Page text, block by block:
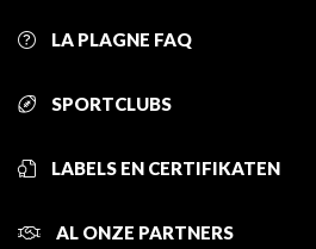
LA PLAGNE FAQ
SPORTCLUBS
LABELS EN CERTIFIKATEN
AL ONZE PARTNERS